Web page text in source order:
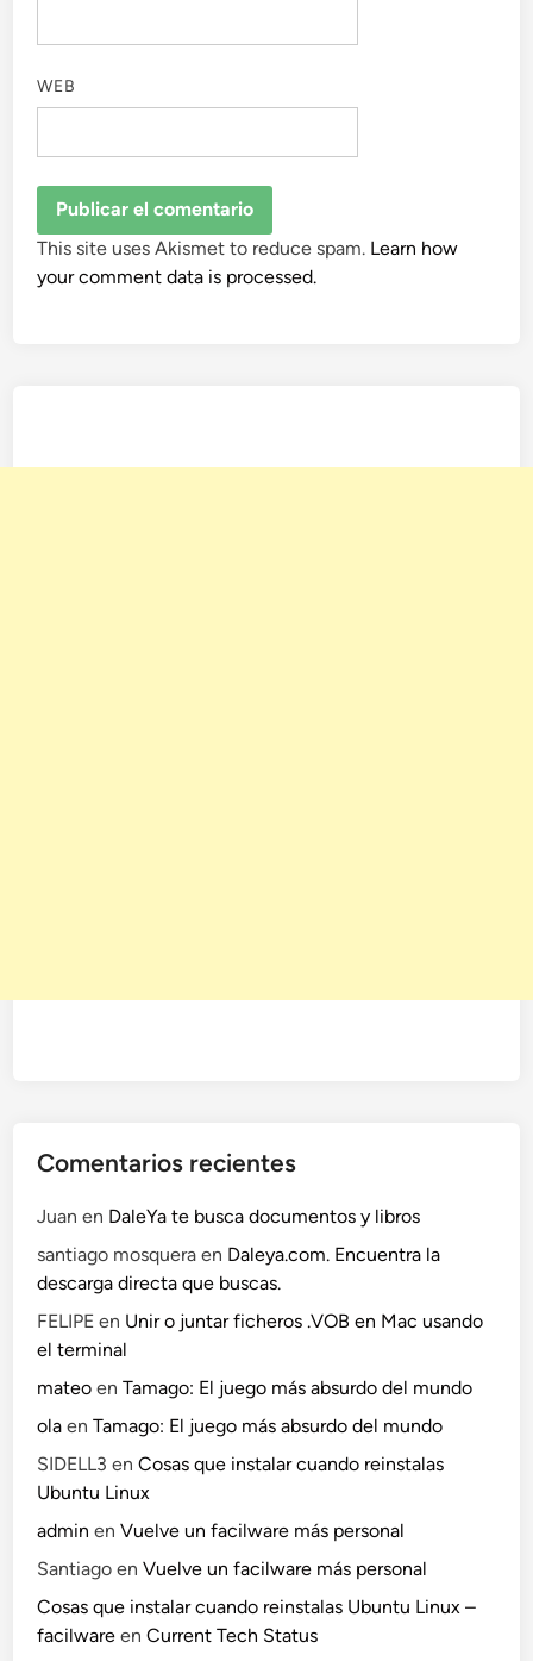
WEB
This site uses Akismet to reduce spam. Learn how
your comment data is processed.
Comentarios recientes
Juan en DaleYa te busca documentos y libros
santiago mosquera en Daleya.com. Encuentra la
descarga directa que buscas.
FELIPE en Unir o juntar ficheros .VOB en Mac usando
el terminal
mateo enTamago: El juego más absurdo del mundo
ola enTamago: El juego más absurdo del mundo
SIDELL3 enCosas que instalar cuando reinstalas
Ubuntu Linux
admin enVuelve un facilware más personal
Santiago enVuelve un facilware más personal
Cosas que instalar cuando reinstalas Ubuntu Linux –
facilware enCurrent Tech Status